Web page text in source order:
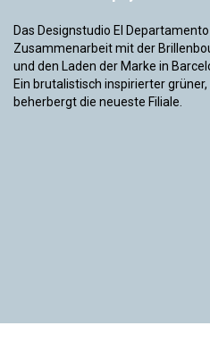
Das Designstudio El
Zusammenarbeit mit der
und den Laden der Marke in
Ein brutalistisch inspirierter
beherbergt die neueste Filiale.